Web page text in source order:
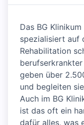
Das BG
spezialisiert auf
Rehabilitation
berufserkrankter
geben über
und begleiten
Auch im BG
ist das oft ein
dafür alles, was